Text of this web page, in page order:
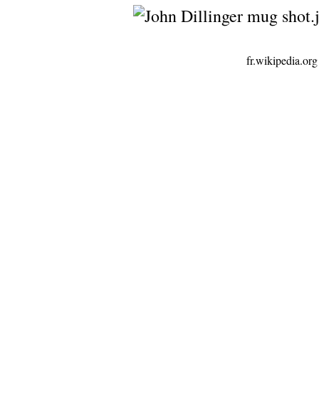
fr.wikipedia.org